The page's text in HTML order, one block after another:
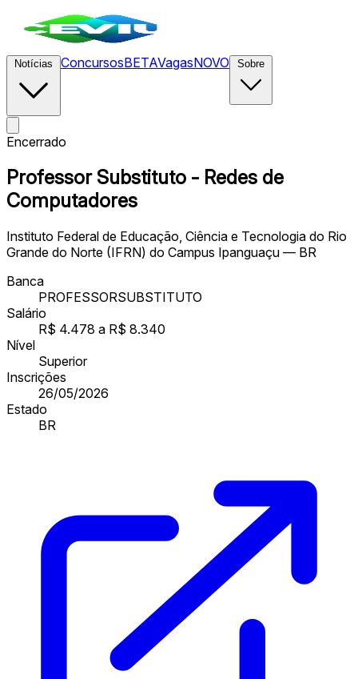
ConcursosBETAVagasNOVO
Encerrado
Professor Substituto - Redes de
Computadores
Instituto Federal de Educação, Ciência e Tecnologia do Rio
Grande do Norte (IFRN) do Campus Ipanguaçu — BR
Banca
PROFESSORSUBSTITUTO
Salário
R$ 4.478 a R$ 8.340
Nível
Superior
Inscrições
26/05/2026
Estado
BR